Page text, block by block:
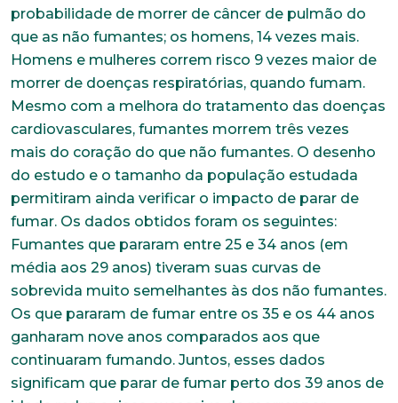
probabilidade de morrer de câncer de pulmão do
que as não fumantes; os homens, 14 vezes mais.
Homens e mulheres correm risco 9 vezes maior de
morrer de doenças respiratórias, quando fumam.
Mesmo com a melhora do tratamento das doenças
cardiovasculares, fumantes morrem três vezes
mais do coração do que não fumantes. O desenho
do estudo e o tamanho da população estudada
permitiram ainda verificar o impacto de parar de
fumar. Os dados obtidos foram os seguintes:
Fumantes que pararam entre 25 e 34 anos (em
média aos 29 anos) tiveram suas curvas de
sobrevida muito semelhantes às dos não fumantes.
Os que pararam de fumar entre os 35 e os 44 anos
ganharam nove anos comparados aos que
continuaram fumando. Juntos, esses dados
significam que parar de fumar perto dos 39 anos de